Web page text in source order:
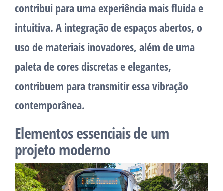
contribui para uma experiência mais fluida e
intuitiva. A integração de espaços abertos, o
uso de materiais inovadores, além de uma
paleta de cores discretas e elegantes,
contribuem para transmitir essa vibração
contemporânea.
Elementos essenciais de um
projeto moderno